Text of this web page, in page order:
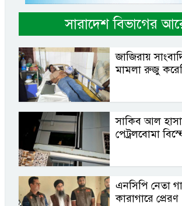
সারাদেশ বিভাগের
জাজিরায়
মামলা রুজু
সাকিব আল
পেট্রলবোমা
এনসিপি নেতা
কারাগারে প্রেরণ